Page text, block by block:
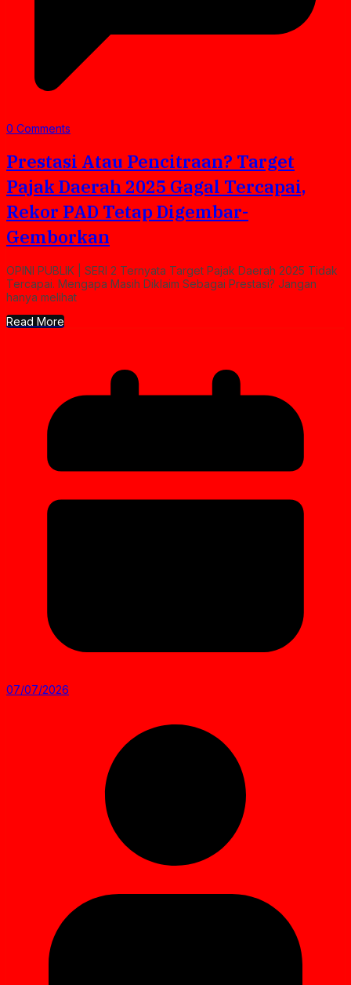
0 Comments
Prestasi Atau Pencitraan? Target
Pajak Daerah 2025 Gagal Tercapai,
Rekor PAD Tetap Digembar-
Gemborkan
OPINI PUBLIK | SERI 2 Ternyata Target Pajak Daerah 2025 Tidak
Tercapai. Mengapa Masih Diklaim Sebagai Prestasi? Jangan
hanya melihat
Read More
07/07/2026